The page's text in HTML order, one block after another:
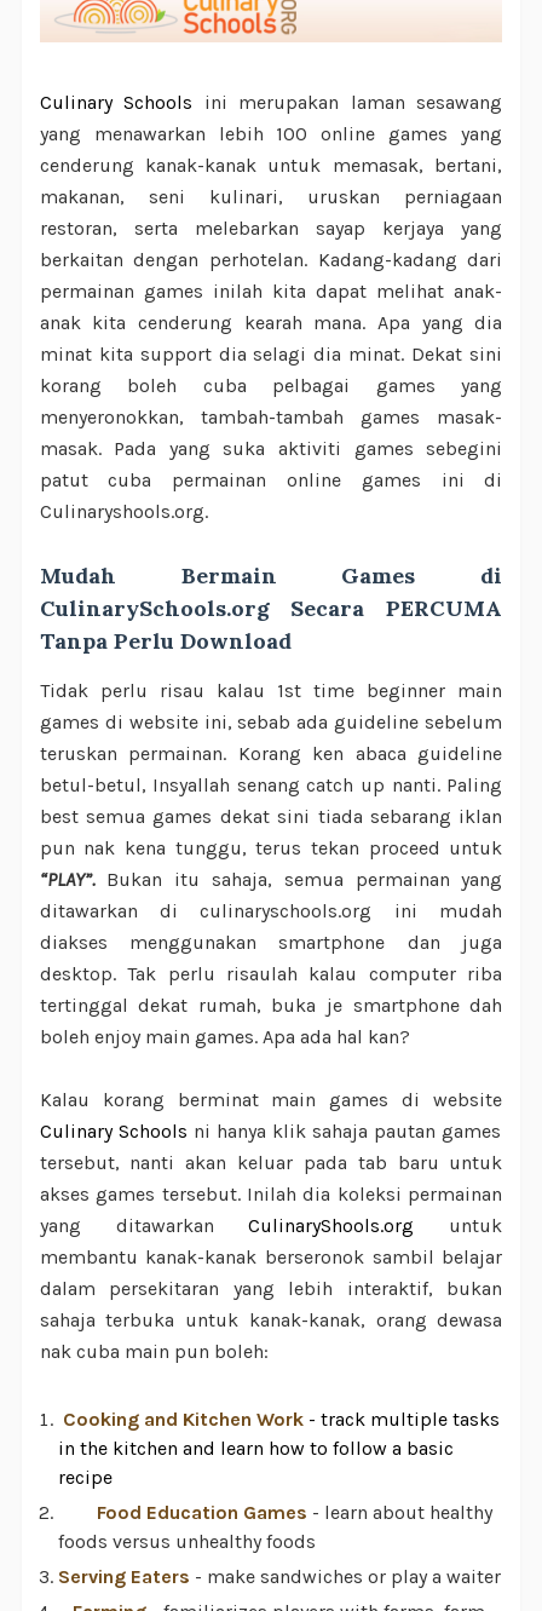
Culinary Schools ini merupakan laman sesawang
yang menawarkan lebih 100 online games yang
cenderung kanak-kanak untuk memasak, bertani,
makanan, seni kulinari, uruskan perniagaan
restoran, serta melebarkan sayap kerjaya yang
berkaitan dengan perhotelan. Kadang-kadang dari
permainan games inilah kita dapat melihat anak-
anak kita cenderung kearah mana. Apa yang dia
minat kita support dia selagi dia minat. Dekat sini
korang boleh cuba pelbagai games yang
menyeronokkan, tambah-tambah games masak-
masak. Pada yang suka aktiviti games sebegini
patut cuba permainan online games ini di
Culinaryshools.org.
Mudah Bermain Games di
CulinarySchools.org Secara PERCUMA
Tanpa Perlu Download
Tidak perlu risau kalau 1st time beginner main
games di website ini, sebab ada guideline sebelum
teruskan permainan. Korang ken abaca guideline
betul-betul, Insyallah senang catch up nanti. Paling
best semua games dekat sini tiada sebarang iklan
pun nak kena tunggu, terus tekan proceed untuk
“PLAY”.Bukan itu sahaja, semua permainan yang
ditawarkan di culinaryschools.org ini mudah
diakses menggunakan smartphone dan juga
desktop. Tak perlu risaulah kalau computer riba
tertinggal dekat rumah, buka je smartphone dah
boleh enjoy main games. Apa ada hal kan?
Kalau korang berminat main games di website
Culinary Schools ni hanya klik sahaja pautan games
tersebut, nanti akan keluar pada tab baru untuk
akses games tersebut. Inilah dia koleksi permainan
yang ditawarkanCulinaryShools.org untuk
membantu kanak-kanak berseronok sambil belajar
dalam persekitaran yang lebih interaktif, bukan
sahaja terbuka untuk kanak-kanak, orang dewasa
nak cuba main pun boleh:
Cooking and Kitchen Work- track multiple tasks
in the kitchen and learn how to follow a basic
recipe
Food Education Games - learn about healthy
foods versus unhealthy foods
Serving Eaters - make sandwiches or play a waiter